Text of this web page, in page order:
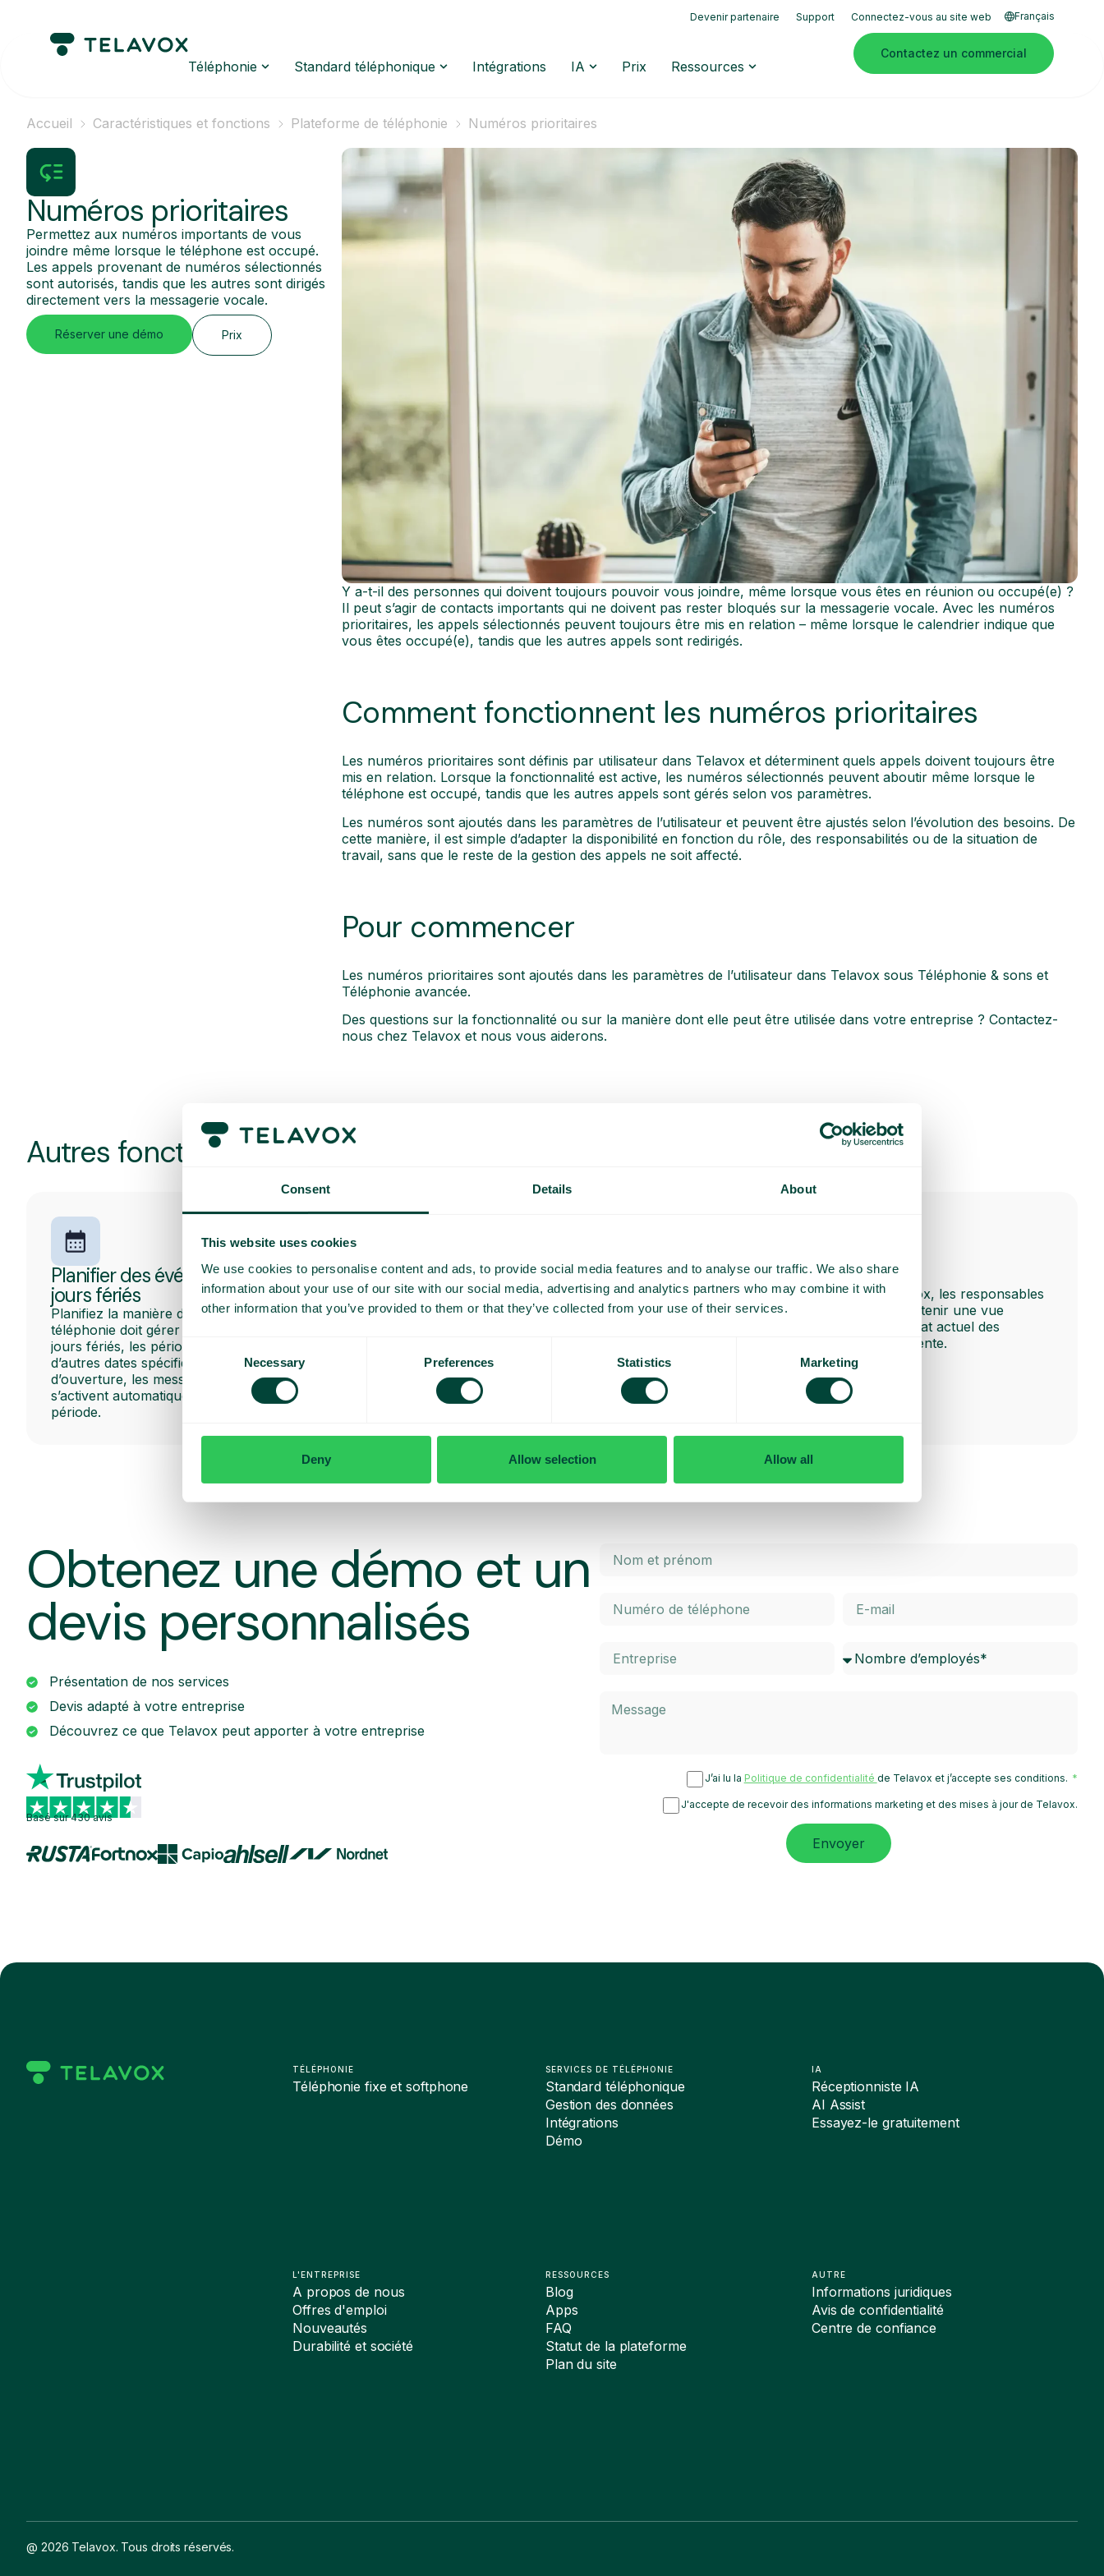
Consent Details About
This website uses cookies
We use cookies to personalise content and ads, to provide social media features and to analyse our traffic. We also share
information about your use of our site with our social media, advertising and analytics partners who may combine it with
other information that you’ve provided to them or that they’ve collected from your use of their services.
Selection
Necessary Preferences Statistics Marketing
Deny Allow selection Allow all
Devenir partenaire Support Connectez-vous au site web Français
Téléphonie Standard téléphonique Intégrations IA Prix Ressources
Contactez un commercial
Accueil Caractéristiques et fonctions Plateforme de téléphonie Numéros prioritaires
Numéros prioritaires
Permettez aux numéros importants de vous
joindre même lorsque le téléphone est occupé.
Les appels provenant de numéros sélectionnés
sont autorisés, tandis que les autres sont dirigés
directement vers la messagerie vocale.
Réserver une démo Prix
Y a-t-il des personnes qui doivent toujours pouvoir vous joindre, même lorsque vous êtes en réunion ou occupé(e) ?
Il peut s’agir de contacts importants qui ne doivent pas rester bloqués sur la messagerie vocale. Avec les numéros
prioritaires, les appels sélectionnés peuvent toujours être mis en relation – même lorsque le calendrier indique que
vous êtes occupé(e), tandis que les autres appels sont redirigés.
Comment fonctionnent les numéros prioritaires
Les numéros prioritaires sont définis par utilisateur dans Telavox et déterminent quels appels doivent toujours être
mis en relation. Lorsque la fonctionnalité est active, les numéros sélectionnés peuvent aboutir même lorsque le
téléphone est occupé, tandis que les autres appels sont gérés selon vos paramètres.
Les numéros sont ajoutés dans les paramètres de l’utilisateur et peuvent être ajustés selon l’évolution des besoins. De
cette manière, il est simple d’adapter la disponibilité en fonction du rôle, des responsabilités ou de la situation de
travail, sans que le reste de la gestion des appels ne soit affecté.
Pour commencer
Les numéros prioritaires sont ajoutés dans les paramètres de l’utilisateur dans Telavox sous Téléphonie & sons et
Téléphonie avancée.
Des questions sur la fonctionnalité ou sur la manière dont elle peut être utilisée dans votre entreprise ? Contactez-
nous chez Telavox et nous vous aiderons.
Autres fonctionnalités populaires
Planifier des événements et des
jours fériés
Planifiez la manière dont la plateforme de
téléphonie doit gérer les appels pendant les
jours fériés, les périodes de vacances et
d’autres dates spécifiques. Les heures
d’ouverture, les messages et les flux d’appels
s’activent automatiquement au début de la
période.
SMS à l’appelant
Informez facilement vos clients par SMS
avant, pendant ou après un appel entrant.
Mon aperçu
Dans l’application Telavox, les responsables
et managers peuvent obtenir une vue
d’ensemble rapide de l’état actuel des
effectifs et des files d’attente.
Obtenez une démo et un
devis personnalisés
Présentation de nos services
Devis adapté à votre entreprise
Découvrez ce que Telavox peut apporter à votre entreprise
Basé sur 430 avis
J’ai lu la Politique de confidentialité de Telavox et j’accepte ses conditions.
J'accepte de recevoir des informations marketing et des mises à jour de Telavox.
Envoyer
TÉLÉPHONIE
Téléphonie fixe et softphone
L'ENTREPRISE
A propos de nous
Offres d'emploi
Nouveautés
Durabilité et société
SERVICES DE TÉLÉPHONIE
Standard téléphonique
Gestion des données
Intégrations
Démo
RESSOURCES
Blog
Apps
FAQ
Statut de la plateforme
Plan du site
IA
Réceptionniste IA
AI Assist
Essayez-le gratuitement
AUTRE
Informations juridiques
Avis de confidentialité
Centre de confiance
@ 2026 Telavox. Tous droits réservés.